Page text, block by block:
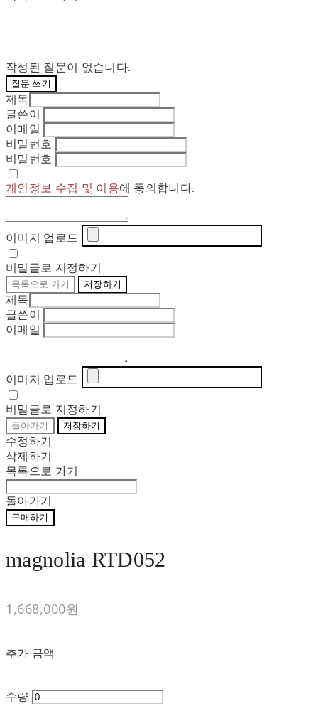
작성된 질문이 없습니다.
질문 쓰기
제목
글쓴이
이메일
비밀번호
비밀번호
개인정보 수집 및 이용에 동의합니다.
이미지 업로드
비밀글로 지정하기
목록으로 가기 저장하기
제목
글쓴이
이메일
이미지 업로드
비밀글로 지정하기
돌아가기 저장하기
수정하기
삭제하기
목록으로 가기
돌아가기
구매하기
magnolia RTD052
1,668,000원
추가 금액
수량